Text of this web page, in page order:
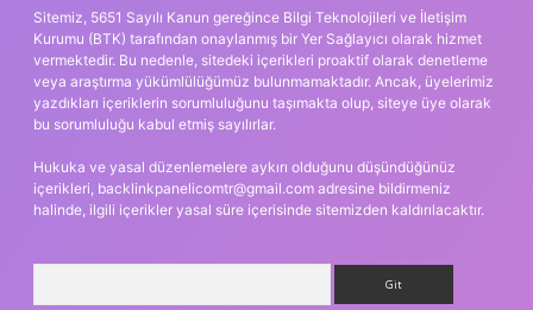
Sitemiz, 5651 Sayılı Kanun gereğince Bilgi Teknolojileri ve İletişim
Kurumu (BTK) tarafından onaylanmış bir Yer Sağlayıcı olarak hizmet
vermektedir. Bu nedenle, sitedeki içerikleri proaktif olarak denetleme
veya araştırma yükümlülüğümüz bulunmamaktadır. Ancak, üyelerimiz
yazdıkları içeriklerin sorumluluğunu taşımakta olup, siteye üye olarak
bu sorumluluğu kabul etmiş sayılırlar.
Hukuka ve yasal düzenlemelere aykırı olduğunu düşündüğünüz
içerikleri, backlinkpanelicomtr@gmail.com adresine bildirmeniz
halinde, ilgili içerikler yasal süre içerisinde sitemizden kaldırılacaktır.